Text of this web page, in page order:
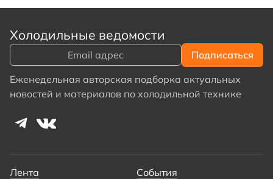
Холодильные ведомости
Еженедельная авторская подборка актуальных
новостей и материалов по холодильной технике
Лента События